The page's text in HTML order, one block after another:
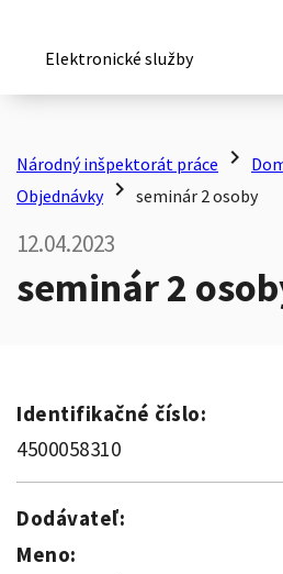
Elektronické služby
Národný inšpektorát práce chevron_right
Objednávky chevron_right seminár 2 osoby
12.04.2023
seminár 2
Identifikačné číslo:
4500058310
Dodávateľ:
Meno: